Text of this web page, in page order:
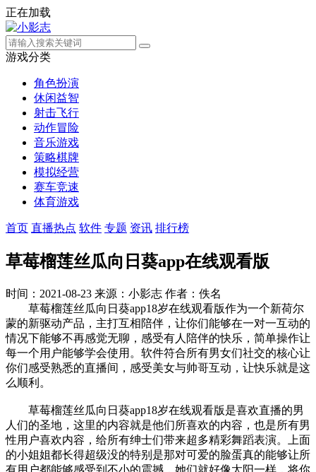
正在加载
游戏分类
角色扮演
休闲益智
射击飞行
动作冒险
音乐游戏
策略棋牌
模拟经营
赛车竞速
体育游戏
首页 直播热点 软件 专题 资讯 排行榜
草莓榴莲丝瓜向日葵app在线观看版
时间：2021-08-23 来源：小影志 作者：佚名
草莓榴莲丝瓜向日葵app18岁在线观看版作为一个新荷尔
蒙的新驱动产品，主打互相陪伴，让你们能够在一对一互动的
情况下能够不再感觉无聊，感受有人陪伴的快乐，简单操作让
每一个用户能够学会使用。软件符合所有男女们社交的核心让
你们感受熟悉的直播间，感受美女与帅哥互动，让快乐就是这
么顺利。
草莓榴莲丝瓜向日葵app18岁在线观看版是喜欢直播的男
人们的圣地，这里的内容就是他们所喜欢的内容，也是所有男
性用户喜欢内容，给所有绅士们带来超多精彩舞蹈表演。上面
的小姐姐都长得超级没的特别是那对可爱的脸蛋真的能够让所
有用户都能够感受到不小的震撼，她们就好像太阳一样，将你